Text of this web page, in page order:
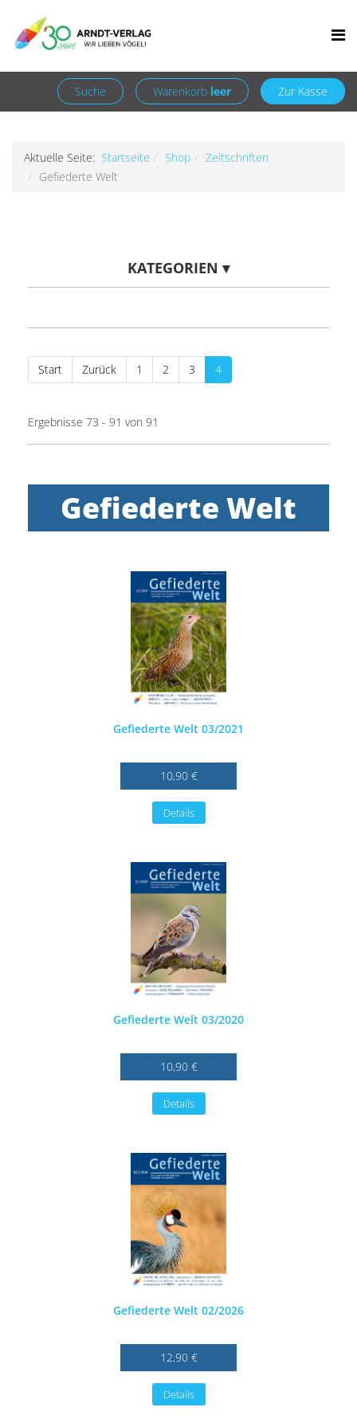
+49 7252 9707310
Anmelden
Registrieren
Suche
Warenkorb leer Zur Kasse
Aktuelle Seite: Startseite Shop
Zeitschriften
Gefiederte Welt
KATEGORIEN ▾
Start Zurück 1 2 3 4
Ergebnisse 73 - 91 von 91
Gefiederte Welt
Gefiederte Welt 03/2021
10,90 €
Details
Gefiederte Welt 03/2020
10,90 €
Details
Gefiederte Welt 02/2026
12,90 €
Details